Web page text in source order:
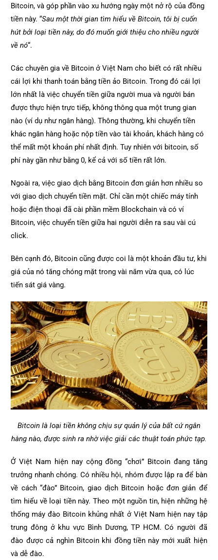
Bitcoin, và góp phần vào xu hướng ngày một nở rộ của đồng
tiền này. “Sau một thời gian tìm hiểu về Bitcoin, tôi bị cuốn
hút bởi loại tiền này, do đó muốn giới thiệu cho nhiều người
về nó“.
Các chuyên gia về Bitcoin ở Việt Nam cho biết có rất nhiều
cái lợi khi thanh toán bằng tiền ảo Bitcoin. Trong đó cái lợi
lớn nhất là việc chuyển tiền giữa người mua và người bán
được thực hiện trực tiếp, không thông qua một trung gian
nào (ví dụ như ngân hàng). Thông thường, khi chuyển tiền
khác ngân hàng hoặc nộp tiền vào tài khoản, khách hàng có
thể mất một khoản phí nhất định. Tuy nhiên với bitcoin, số
phí này gần như bằng 0, kể cả với số tiền rất lớn.
Ngoài ra, việc giao dịch bằng Bitcoin đơn giản hơn nhiều so
với giao dịch chuyển tiền mặt. Chỉ cần một chiếc máy tính
hoặc điện thoại đã cài phần mềm Blockchain và có ví
Bitcoin, việc chuyển tiền giữa hai người diễn ra sau vài cú
click.
Bên cạnh đó, Bitcoin cũng được coi là một khoản đầu tư, khi
giá của nó tăng chóng mặt trong vài năm vừa qua, có lúc
tiến sát giá vàng.
Bitcoin là loại tiền không chịu sự quản lý của bất cứ ngân
hàng nào, được sinh ra nhờ việc giải các thuật toán phức tạp.
Ở Việt Nam hiện nay cộng đồng “chơi” Bitcoin đang tăng
trưởng nhanh chóng. Có nhiều hội, nhóm được lập ra để bàn
về cách “đào” Bitcoin, giao dịch Bitcoin hoặc đơn giản để
tìm hiểu về loại tiền này. Theo một nguồn tin, hiện những hệ
thống máy đào Bitcoin khủng nhất ở Việt Nam hiện nay tập
trung đông ở khu vực Bình Dương, TP HCM. Có người đã
đào được cả nghìn Bitcoin khi đồng tiền này mới xuất hiện
và dễ đào.